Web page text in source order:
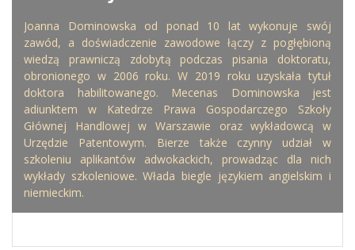
Joanna Dominowska od ponad 10 lat wykonuje swój
zawód, a doświadczenie zawodowe łączy z pogłębioną
wiedzą prawniczą zdobytą podczas pisania doktoratu,
obronionego w 2006 roku. W 2019 roku uzyskała tytuł
doktora habilitowanego. Mecenas Dominowska jest
adiunktem w Katedrze Prawa Gospodarczego Szkoły
Głównej Handlowej w Warszawie oraz wykładowcą w
Urzędzie Patentowym. Bierze także czynny udział w
szkoleniu aplikantów adwokackich, prowadząc dla nich
wykłady szkoleniowe. Włada biegle językiem angielskim i
niemieckim.